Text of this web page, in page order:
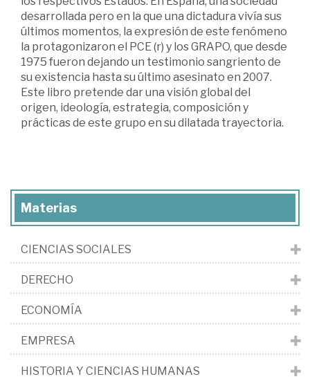
desarrollada pero en la que una dictadura vivía sus
últimos momentos, la expresión de este fenómeno
la protagonizaron el PCE (r) y los GRAPO, que desde
1975 fueron dejando un testimonio sangriento de
su existencia hasta su último asesinato en 2007.
Este libro pretende dar una visión global del
origen, ideología, estrategia, composición y
prácticas de este grupo en su dilatada trayectoria.
Materias
CIENCIAS SOCIALES
DERECHO
ECONOMÍA
EMPRESA
HISTORIA Y CIENCIAS HUMANAS